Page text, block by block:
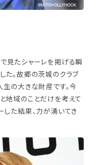
見たシャーレを掲げる瞬
た。故郷の茨城のクラブ
生の大きな財産です。今
地域のことだけを考えて
した結果、力が湧いてき